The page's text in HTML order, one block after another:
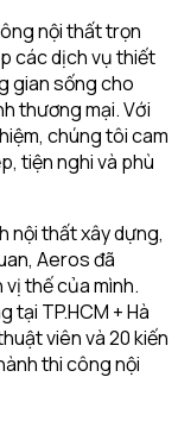
nội thất trọn
các dịch vụ thiết
gian sống cho
thương mại. Với
chúng tôi cam
tiện nghi và phù
nội thất xây dựng,
Aeros đã
thế của mình.
tại TP.HCM + Hà
viên và 20 kiến
thi công nội